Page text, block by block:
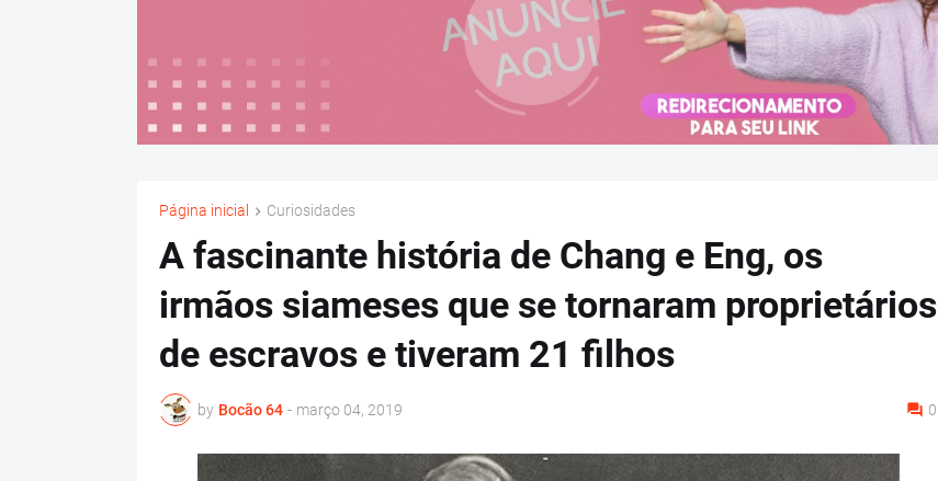
Página inicial Curiosidades
A fascinante história de Chang e Eng, os
irmãos siameses que se tornaram proprietários
de escravos e tiveram 21 filhos
by Bocão 64 - março 04, 2019 0